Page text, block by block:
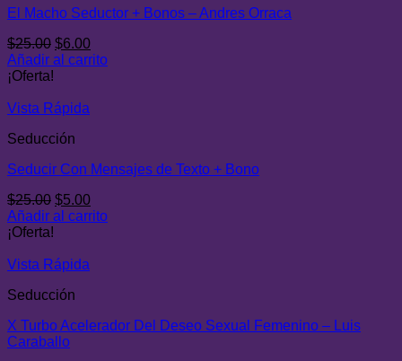
El Macho Seductor + Bonos – Andres Orraca
$25.00 El
precio
$25.00.
$6.00El
precio
Añadir al carrito
¡Oferta!
Vista Rápida
Seducción
Seducir Con Mensajes de Texto + Bono
$25.00 El
precio
$25.00.
$5.00El
precio
Añadir al carrito
¡Oferta!
Vista Rápida
Seducción
X Turbo Acelerador Del Deseo Sexual Femenino – Luis
Caraballo